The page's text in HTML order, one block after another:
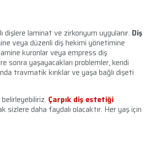
dişlere laminat ve zirkonyum uygulanır. Diş
veya düzenli diş hekimi yönetimine
kuronlar veya empress diş
sonra yaşayacakları problemler, kendi
travmatik kırıklar ve yaşa bağlı dişeti
Çarpık diş estetiği
sizlere daha faydalı olacaktır. Her yaş için